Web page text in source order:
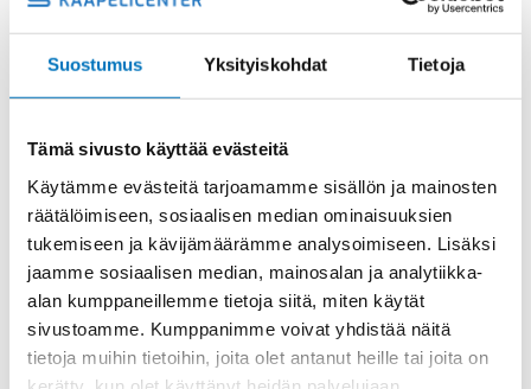
Suostumus Yksityiskohdat Tietoja
Tämä sivusto käyttää evästeitä
Käytämme evästeitä tarjoamamme sisällön ja mainosten
räätälöimiseen, sosiaalisen median ominaisuuksien
tukemiseen ja kävijämäärämme analysoimiseen. Lisäksi
jaamme sosiaalisen median, mainosalan ja analytiikka-
alan kumppaneillemme tietoja siitä, miten käytät
sivustoamme. Kumppanimme voivat yhdistää näitä
tietoja muihin tietoihin, joita olet antanut heille tai joita on
Tai lähetä sähköpostia
myynti@kaapelicenter.fi
Saman kaapelin eri versiot
Ketjukaapeli KAWEFLEX 6410 SK-C-
PVC UL/CSA 7X0,34 (AWG22)